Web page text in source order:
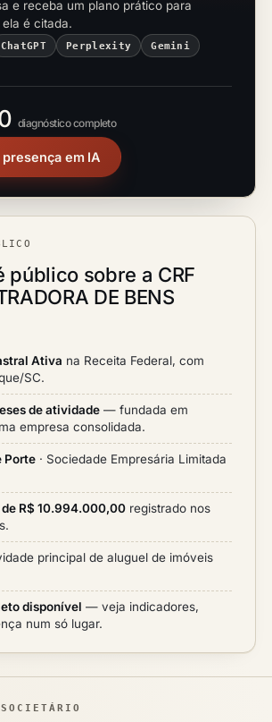
e receba um plano prático para
é citada.
ChatGPT Perplexity Gemini
diagnóstico completo
em IA
público sobre a CRF
DE BENS
Ativa na Receita Federal, com
SC.
de atividade — fundada em
empresa consolidada.
Porte · Sociedade Empresária Limitada
R$ 10.994.000,00 registrado nos
principal de aluguel de imóveis
disponível — veja indicadores,
num só lugar.